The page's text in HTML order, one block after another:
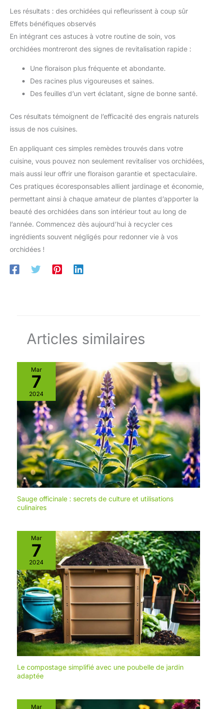
Les résultats : des orchidées qui refleurissent à coup sûr
Effets bénéfiques observés
En intégrant ces astuces à votre routine de soin, vos
orchidées montreront des signes de revitalisation rapide :
Une floraison plus fréquente et abondante.
Des racines plus vigoureuses et saines.
Des feuilles d’un vert éclatant, signe de bonne santé.
Ces résultats témoignent de l’efficacité des engrais naturels
issus de nos cuisines.
En appliquant ces simples remèdes trouvés dans votre
cuisine, vous pouvez non seulement revitaliser vos orchidées,
mais aussi leur offrir une floraison garantie et spectaculaire.
Ces pratiques écoresponsables allient jardinage et économie,
permettant ainsi à chaque amateur de plantes d’apporter la
beauté des orchidées dans son intérieur tout au long de
l’année. Commencez dès aujourd’hui à recycler ces
ingrédients souvent négligés pour redonner vie à vos
orchidées !
Articles similaires
Mar
7
2024
Sauge officinale : secrets de culture et utilisations
culinaires
Mar
7
2024
Le compostage simplifié avec une poubelle de jardin
adaptée
Mar